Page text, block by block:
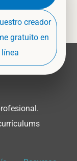
creador
gratuito en
línea